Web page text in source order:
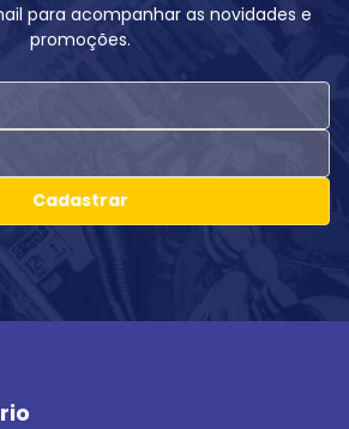
para acompanhar as novidades e
promoções.
Cadastrar